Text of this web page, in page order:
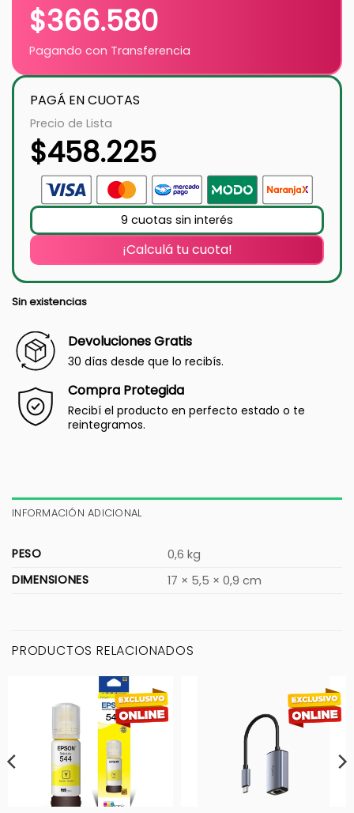
$366.580
Pagando con Transferencia
PAGÁ EN CUOTAS
Precio de Lista
$458.225
9 cuotas sin interés
¡Calculá tu cuota!
Sin existencias
Devoluciones Gratis
30 días desde que lo recibís.
Compra Protegida
Recibí el producto en perfecto estado o te
reintegramos.
INFORMACIÓN ADICIONAL
PESO
0,6 kg
DIMENSIONES
17 × 5,5 × 0,9 cm
PRODUCTOS RELACIONADOS